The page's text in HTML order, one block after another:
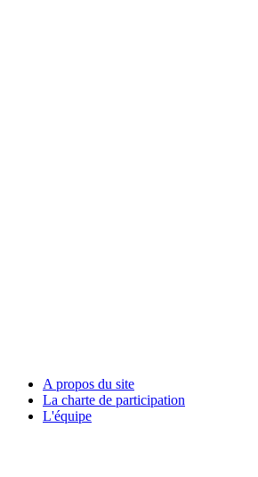
A propos du site
La charte de participation
L'équipe